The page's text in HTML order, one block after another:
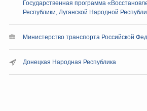
Государственная программа
Республики, Луганской Народной
Министерство транспорта Российской
Донецкая Народная Республика
31 июля 2026,Социальная поддержка
направит регионам
мер социальной